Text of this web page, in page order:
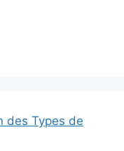
des Types de